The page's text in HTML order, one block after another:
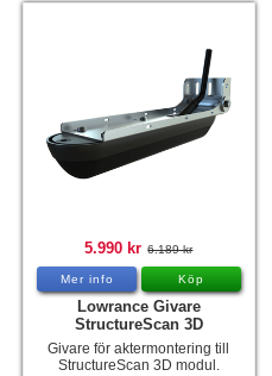
5.990 kr 6.189 kr
Mer info Köp
Lowrance Givare
StructureScan 3D
Givare för aktermontering till
StructureScan 3D modul.